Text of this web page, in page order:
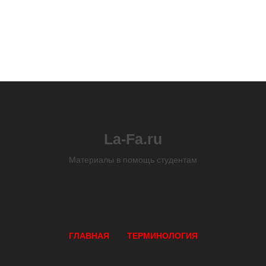
La-Fa.ru
Материалы в помощь студентам
ГЛАВНАЯ ТЕРМИНОЛОГИЯ